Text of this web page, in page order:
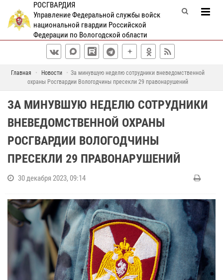
РОСГВАРДИЯ
Управление Федеральной службы войск
национальной гвардии Российской
Федерации по Вологодской области
Главная Новости
За минувшую неделю сотрудники вневедомственной
охраны Росгвардии Вологодчины пресекли 29 правонарушений
ЗА МИНУВШУЮ НЕДЕЛЮ СОТРУДНИКИ
ВНЕВЕДОМСТВЕННОЙ ОХРАНЫ
РОСГВАРДИИ ВОЛОГОДЧИНЫ
ПРЕСЕКЛИ 29 ПРАВОНАРУШЕНИЙ
30 декабря 2023, 09:14